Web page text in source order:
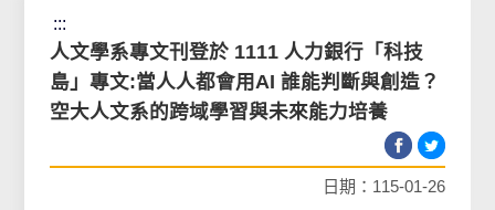
:::
人文學系專文刊登於 1111 人力銀行「科技
島」專文:當人人都會用AI 誰能判斷與創造？
空大人文系的跨域學習與未來能力培養
日期：115-01-26